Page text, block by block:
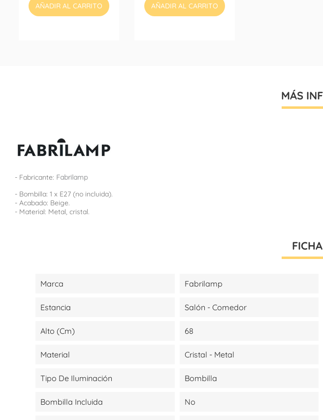
AÑADIR AL CARRITO AÑADIR AL CARRITO
MÁS
- Fabricante: Fabrilamp
- Bombilla: 1 x E27 (no incluida).
- Acabado: Beige.
- Material: Metal, cristal.
Marca Fabrilamp
Estancia Salón - Comedor
Alto (cm) 68
Material Cristal - Metal
Tipo De Iluminación Bombilla
Bombilla Incluida No